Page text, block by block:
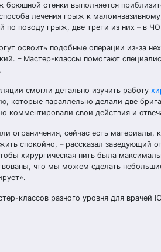
стенки выполняется
лечения грыж к
по поводу грыж, две трети из них – в
освоить подобные операции из-за
– Мастер-классы помогают
смогли детально изучить работу
которые параллельно делали две
комментировали свои действия и
ограничения, сейчас есть материалы,
спокойно, – рассказал заведующий
хирургическая нить была
что мы можем сделать
классов разного уровня для врачей